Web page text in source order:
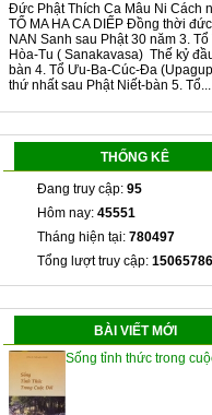
Đức Phật Thích Ca Mâu Ni Cách
TỔ MA HA CA DIẾP Đồng thời
NAN Sanh sau Phật 30 năm 3.
Hòa-Tu ( Sanakavasa) Thế kỷ
bàn 4. Tổ Ưu-Ba-Cúc-Đa
thứ nhất sau Phật Niết-bàn 5. Tổ...
THỐNG KÊ
Đang truy cập: 95
Hôm nay: 45551
Tháng hiện tại: 780497
Tổng lượt truy cập:
BÀI VIẾT MỚI
Sống tỉnh thức trong